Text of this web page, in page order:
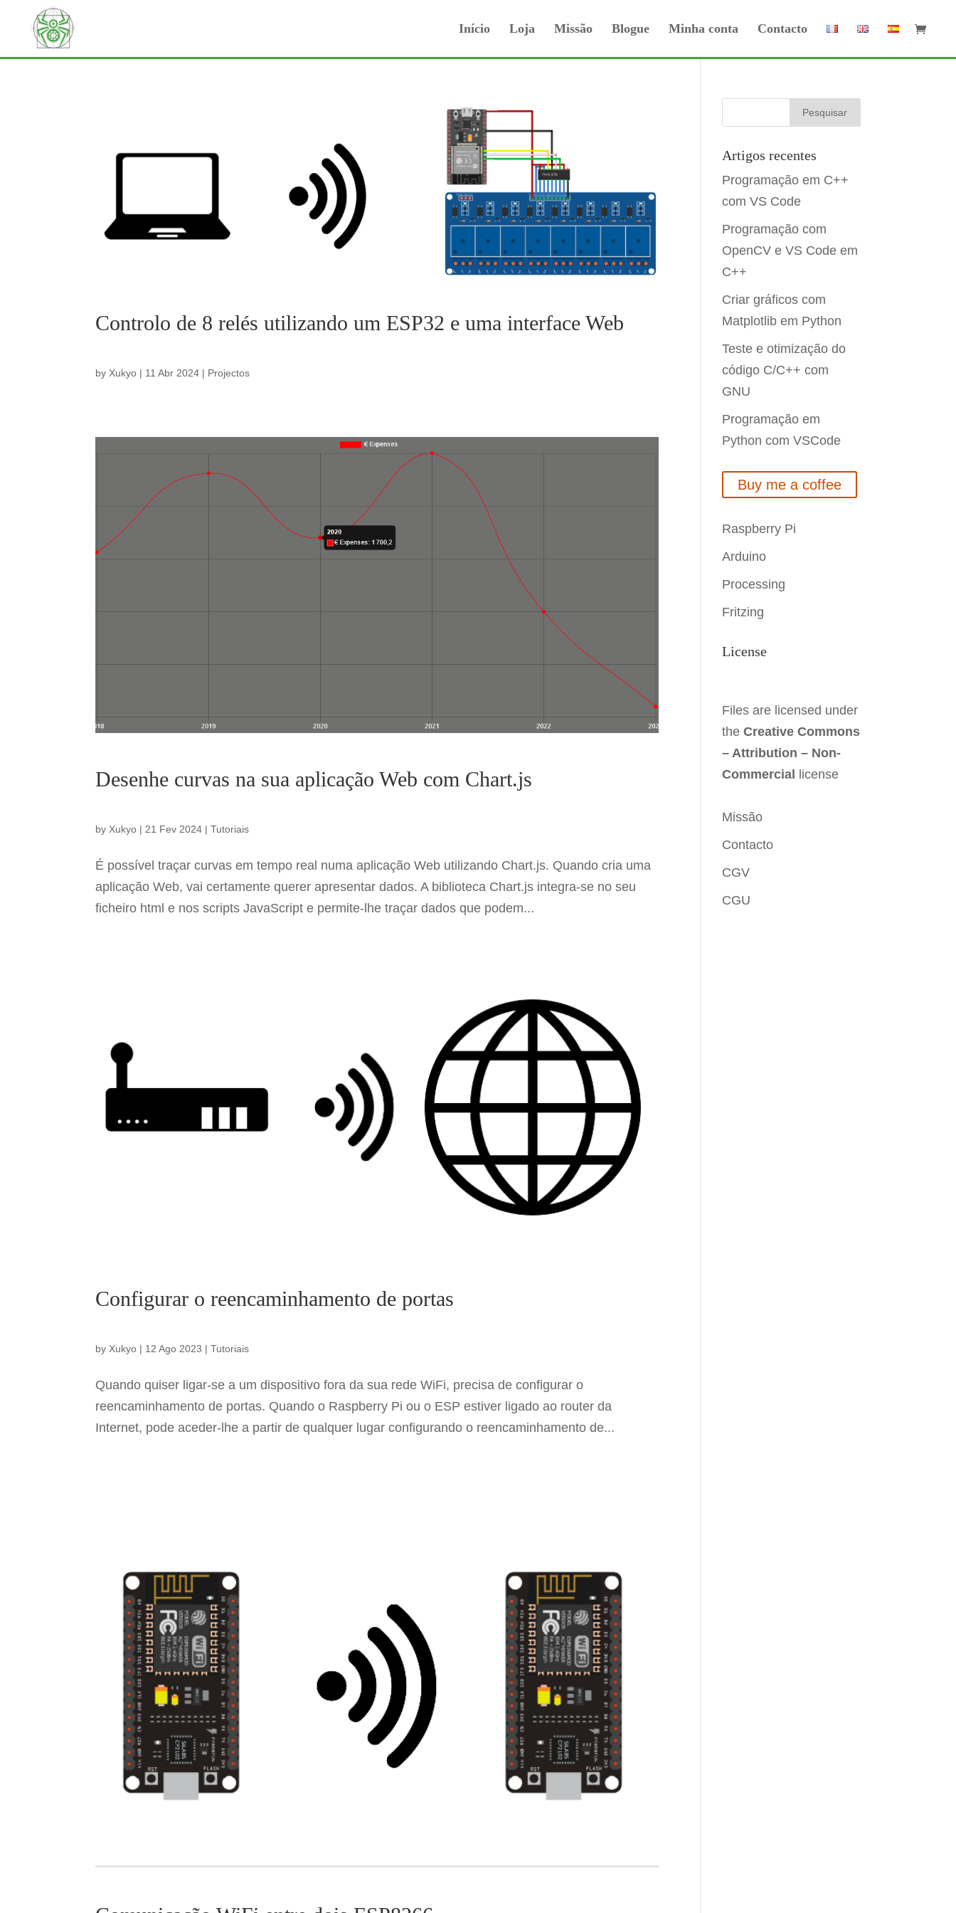
Início Loja Missão Blogue Minha conta Contacto
Controlo de 8 relés utilizando um ESP32 e uma interface Web
byXukyo | 11 Abr 2024 | Projectos
Desenhe curvas na sua aplicação Web com Chart.js
by Xukyo | 21 Fev 2024 |Tutoriais
É possível traçar curvas em tempo real numa aplicação Web utilizando Chart.js. Quando cria uma
aplicação Web, vai certamente querer apresentar dados. A biblioteca Chart.js integra-se no seu
ficheiro html e nos scripts JavaScript e permite-lhe traçar dados que podem...
Configurar o reencaminhamento de portas
by Xukyo | 12 Ago 2023 |Tutoriais
Quando quiser ligar-se a um dispositivo fora da sua rede WiFi, precisa de configurar o
reencaminhamento de portas. Quando o Raspberry Pi ou o ESP estiver ligado ao router da
Internet, pode aceder-lhe a partir de qualquer lugar configurando o reencaminhamento de...
Artigos recentes
Programação em C++
com VS Code
Programação com
OpenCV e VS Code em
C++
Criar gráficos com
Matplotlib em Python
Teste e otimização do
código C/C++ com
GNU
Programação em
Python com VSCode
Buy me a coffee
Raspberry Pi
Arduino
Processing
Fritzing
License
Files are licensed under
theCreative Commons
– Attribution – Non-
Commercial
license
Missão
Contacto
CGV
CGU